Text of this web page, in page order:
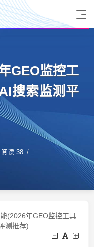
GEO监控工
搜索监测平
阅读 38
(2026年GEO监控工具
测推荐)